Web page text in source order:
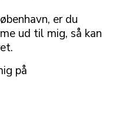
er du
ud til mig, så kan
på